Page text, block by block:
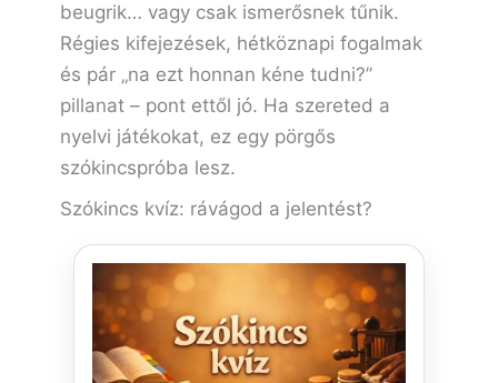
beugrik… vagy csak ismerősnek tűnik.
Régies kifejezések, hétköznapi fogalmak
és pár „na ezt honnan kéne tudni?”
pillanat – pont ettől jó. Ha szereted a
nyelvi játékokat, ez egy pörgős
szókincspróba lesz.
Szókincs kvíz: rávágod a jelentést?